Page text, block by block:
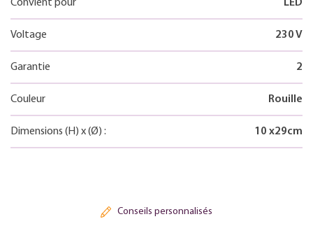
Convient pour LED
Voltage 230 V
Garantie 2
Couleur Rouille
Dimensions (H) x(Ø) : 10 x29cm
Conseils personnalisés